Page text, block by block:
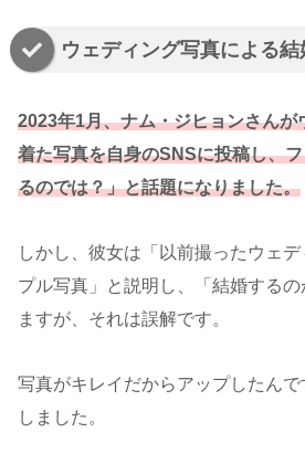
ウェディング写真による結
2023年1月、ナム・ジヒョンさんが
着た写真を自身のSNSに投稿し、
るのでは？」と話題になりました。
しかし、彼女は「以前撮ったウェ
プル写真」と説明し、「結婚する
ますが、それは誤解です。
写真がキレイだからアップしたん
しました。